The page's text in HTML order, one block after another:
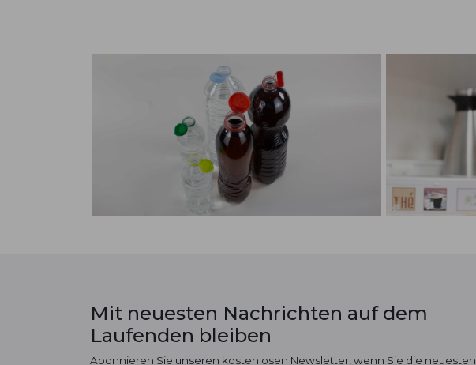
Mit neuesten Nachrichten auf dem
Laufenden bleiben
Abonnieren Sie unseren kostenlosen Newsletter, wenn Sie die neuesten